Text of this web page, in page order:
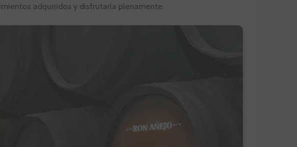
adquiridos y disfrutarla plenamente.